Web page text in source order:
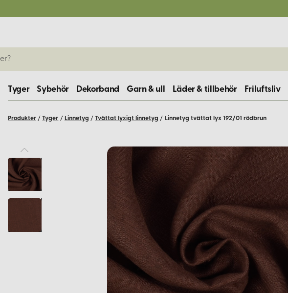
Tyger Sybehör Dekorband Garn & ull Läder & tillbehör Friluftsliv
Produkter / Tyger / Linnetyg / Tvättat lyxigt linnetyg / Linnetyg tvättat lyx 192/01 rödbrun